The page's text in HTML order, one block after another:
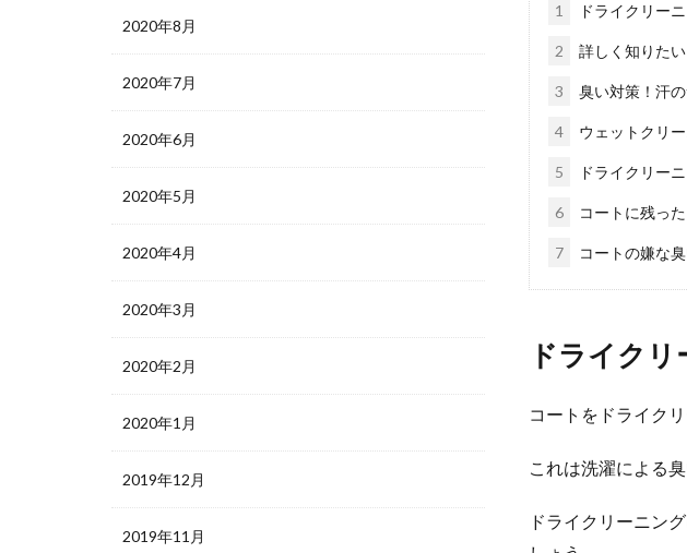
1 ドライクリー
2 詳しく知りた
3 臭い対策！汗
4 ウェットクリ
5 ドライクリー
6 コートに残っ
7 コートの嫌な
ドライク
コートをドライク
これは洗濯による
ドライクリーニン
2020年8月
2020年7月
2020年6月
2020年5月
2020年4月
2020年3月
2020年2月
2020年1月
2019年12月
2019年11月